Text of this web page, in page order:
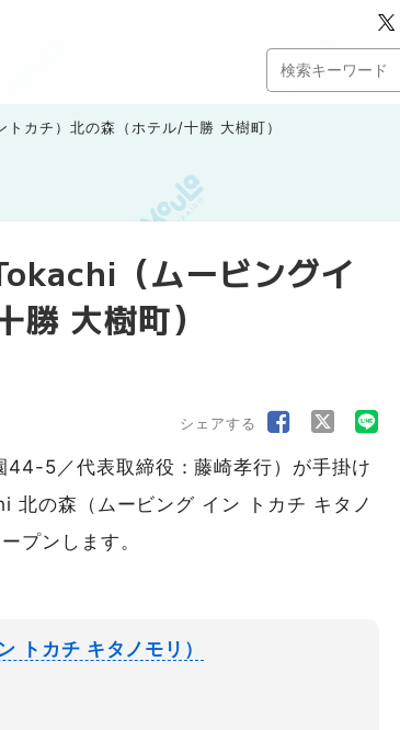
カチ）北の森（ホテル/十勝 大樹町）
（ムービングイ
大樹町）
シェアする
5／代表取締役：藤崎孝行）が手掛け
の森（ムービング イン トカチ キタノ
プンします。
カチ キタノモリ）